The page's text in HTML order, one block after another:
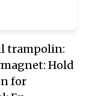
trampolin:
Hold
for